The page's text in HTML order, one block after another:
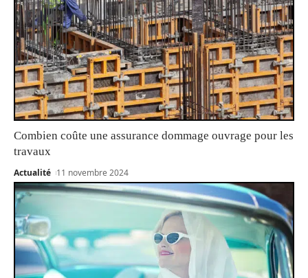
Combien coûte une assurance dommage ouvrage pour les
travaux
Actualité 11 novembre 2024